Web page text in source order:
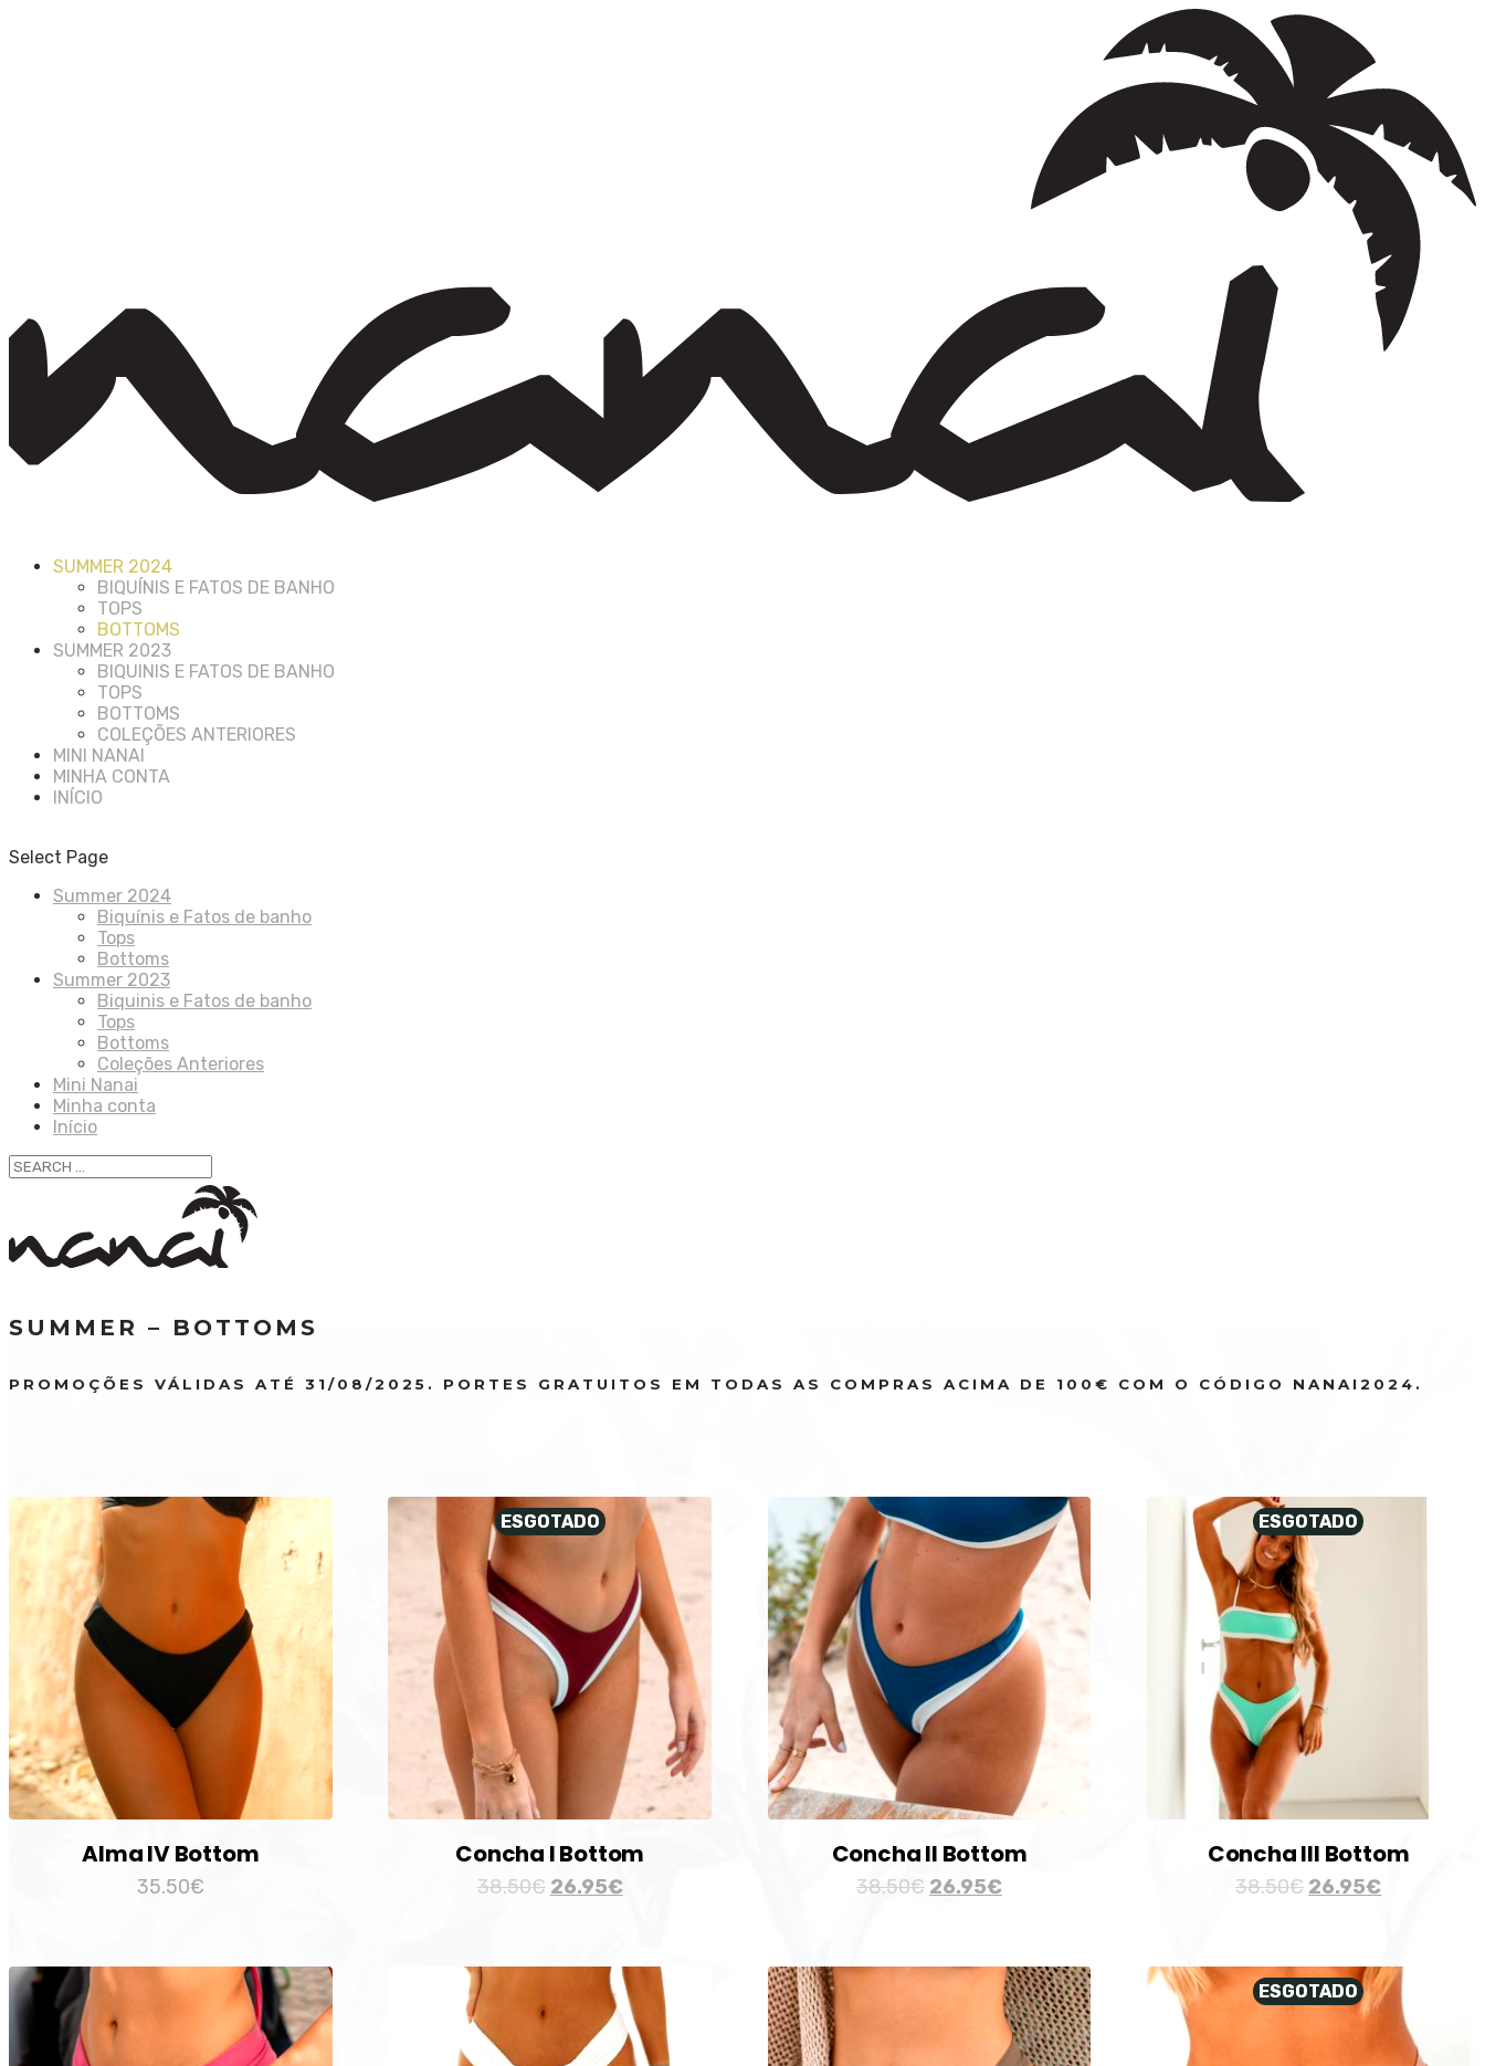
SUMMER 2024
BIQUÍNIS E FATOS DE BANHO
TOPS
BOTTOMS
SUMMER 2023
BIQUINIS E FATOS DE BANHO
TOPS
BOTTOMS
COLEÇÕES ANTERIORES
MINI NANAI
MINHA CONTA
INÍCIO
Select Page
Summer 2024
Biquínis e Fatos de banho
Tops
Bottoms
Summer 2023
Biquinis e Fatos de banho
Tops
Bottoms
Coleções Anteriores
Mini Nanai
Minha conta
Início
SUMMER – BOTTOMS
PROMOÇÕES VÁLIDAS ATÉ 31/08/2025. PORTES GRATUITOS EM TODAS AS COMPRAS ACIMA DE 100€ COM O CÓDIGO NANAI2024.
Alma IV Bottom
35.50€
ESGOTADO
Concha I Bottom
38.50€ 26.95€
Concha II Bottom
38.50€ 26.95€
ESGOTADO
Concha III Bottom
38.50€ 26.95€
ESGOTADO